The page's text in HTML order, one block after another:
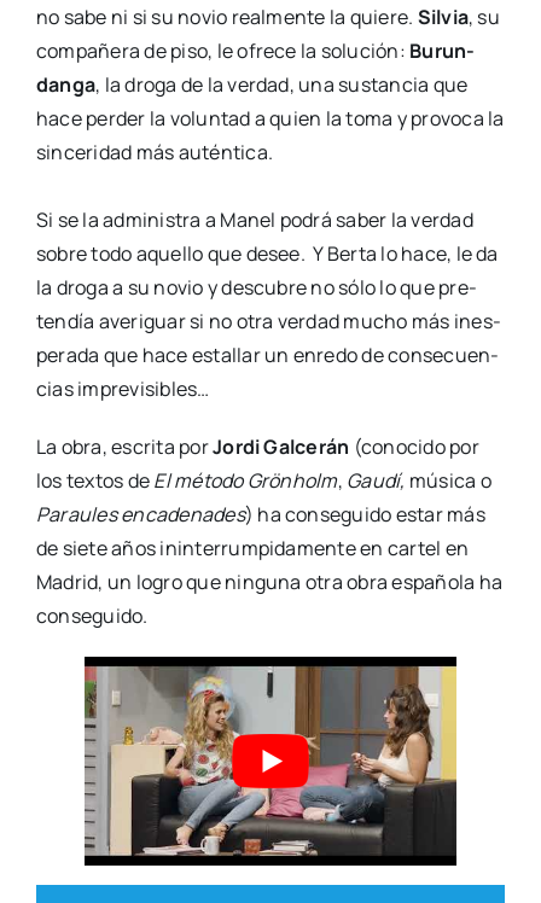
no sabe ni si su novio real­men­te la quie­re. Sil­via, su
com­pa­ñe­ra de piso, le ofre­ce la solu­ción: Burun­
dan­ga, la dro­ga de la ver­dad, una sus­tan­cia que
hace per­der la volun­tad a quien la toma y pro­vo­ca la
sin­ce­ri­dad más autén­ti­ca.
Si se la admi­nis­tra a Manel podrá saber la ver­dad
sobre todo aque­llo que desee. Y Ber­ta lo hace, le da
la dro­ga a su novio y des­cu­bre no sólo lo que pre­
ten­día ave­ri­guar si no otra ver­dad mucho más ines­
pe­ra­da que hace esta­llar un enre­do de con­se­cuen­
cias impre­vi­si­bles…
La obra, escri­ta porJor­di Gal­ce­rán (cono­ci­do por
los tex­tos deEl méto­do Grönholm, Gau­dí, músi­ca o
Para­ules enca­de­na­des) ha con­se­gui­do estar más
de sie­te años inin­te­rrum­pi­da­men­te en car­tel en
Madrid, un logro que nin­gu­na otra obra espa­ño­la ha
con­se­gui­do.